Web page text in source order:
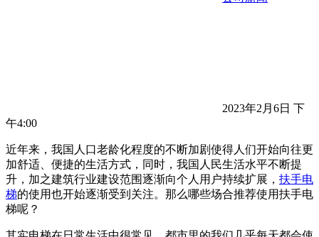
2023年2月6日 下
午4:00
近年来，我国人口老龄化程度的不断加剧使得人们开始向往更
加舒适、便捷的生活方式，同时，我国人民生活水平不断提
升，加之建筑行业建设范围逐渐向个人用户持续扩展， 扶手电
梯的使用也开始逐渐受到关注。那么哪些场合推荐使用扶手电
梯呢？